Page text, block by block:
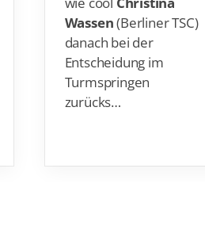
Wassen(Berliner TSC)
danach bei der
Entscheidung im
Turmspringen
zurücks…